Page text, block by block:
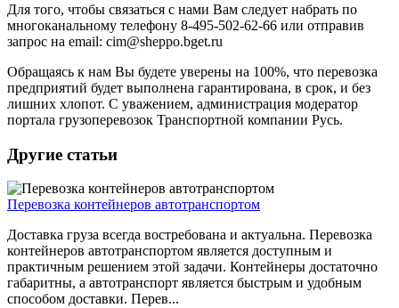
Для того, чтобы связаться с нами Вам следует набрать по
многоканальному телефону 8-495-502-62-66 или отправив
запрос на email: cim@sheppo.bget.ru
Обращаясь к нам Вы будете уверены на 100%, что перевозка
предприятий будет выполнена гарантирована, в срок, и без
лишних хлопот. C уважением, администрация модератор
портала грузоперевозок Транспортной компании Русь.
Другие статьи
Перевозка контейнеров автотранспортом
Доставка груза всегда востребована и актуальна. Перевозка
контейнеров автотранспортом является доступным и
практичным решением этой задачи. Контейнеры достаточно
габаритны, а автотранспорт является быстрым и удобным
способом доставки. Перев...